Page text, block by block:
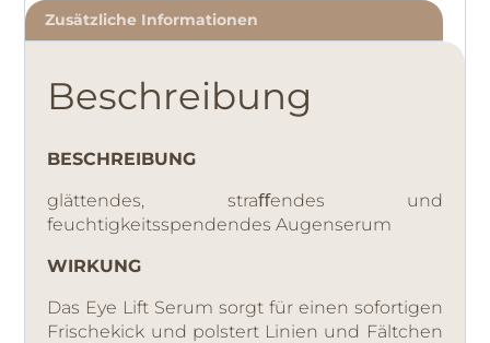
Zusätzliche Informationen
Beschreibung
BESCHREIBUNG
glättendes, straﬀendes und
feuchtigkeitsspendendes Augenserum
WIRKUNG
Das Eye Lift Serum sorgt für einen sofortigen
Frischekick und polstert Linien und Fältchen